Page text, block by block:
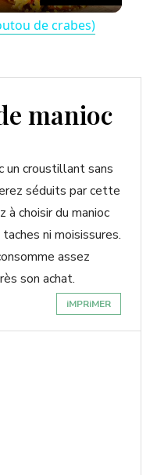
de crabes)
manioc
un croustillant sans
séduits par cette
choisir du manioc
ni moisissures.
assez
son achat.
iMPRiMER